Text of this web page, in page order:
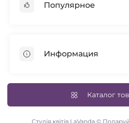
Популярное
14 февраля
Синие розы
Свадебный букет
Информация
Доставка и оплата
Условия соглашения
Связаться с нами
Каталог
Студія квітів LaVanda ©